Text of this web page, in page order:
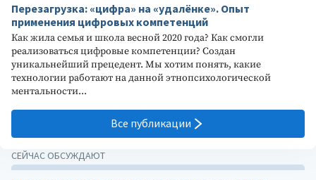
Перезагрузка: «цифра» на «удалёнке». Опыт
применения цифровых компетенций
Как жила семья и школа весной 2020 года? Как смогли
реализоваться цифровые компетенции? Создан
уникальнейший прецедент. Мы хотим понять, какие
технологии работают на данной этнопсихологической
ментальности...
Все публикации
СЕЙЧАС ОБСУЖДАЮТ